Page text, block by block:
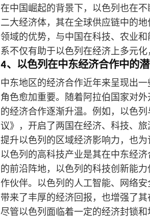
在中国崛起的背景下，以色列也在
二大经济体，其在全球供应链中的
领域的优势，与中国在科技、农业
系不仅有助于以色列在经济上多元化
4、以色列在中东经济合作中的
中东地区的经济合作近年来呈现出
角色愈加重要。随着阿拉伯国家对
的经济合作逐渐升温。例如，以色
议》，开启了两国在经济、科技、
提升以色列的区域经济影响力，也为
以色列的高科技产业是其在中东经
的前沿阵地，以色列的科技创新能
作伙伴。以色列的人工智能、网络
带来了丰厚的经济回报，也增强了其
尽管以色列面临着一定的经济封锁